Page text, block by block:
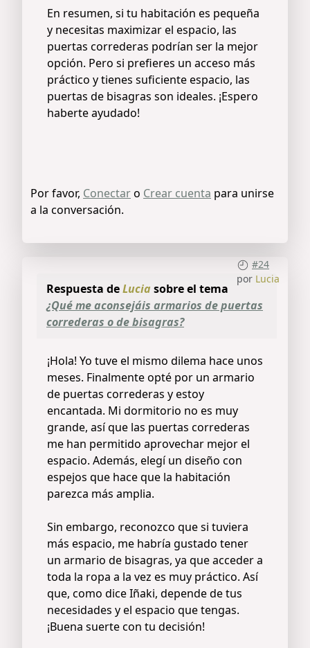
En resumen, si tu habitación es pequeña
y necesitas maximizar el espacio, las
puertas correderas podrían ser la mejor
opción. Pero si prefieres un acceso más
práctico y tienes suficiente espacio, las
puertas de bisagras son ideales. ¡Espero
haberte ayudado!
Por favor, Conectaro Crear cuenta para unirse
a la conversación.
#24
por Lucia
Respuesta deLucia sobre el tema
¿Qué me aconsejáis armarios de puertas
correderas o de bisagras?
¡Hola! Yo tuve el mismo dilema hace unos
meses. Finalmente opté por un armario
de puertas correderas y estoy
encantada. Mi dormitorio no es muy
grande, así que las puertas correderas
me han permitido aprovechar mejor el
espacio. Además, elegí un diseño con
espejos que hace que la habitación
parezca más amplia.
Sin embargo, reconozco que si tuviera
más espacio, me habría gustado tener
un armario de bisagras, ya que acceder a
toda la ropa a la vez es muy práctico. Así
que, como dice Iñaki, depende de tus
necesidades y el espacio que tengas.
¡Buena suerte con tu decisión!